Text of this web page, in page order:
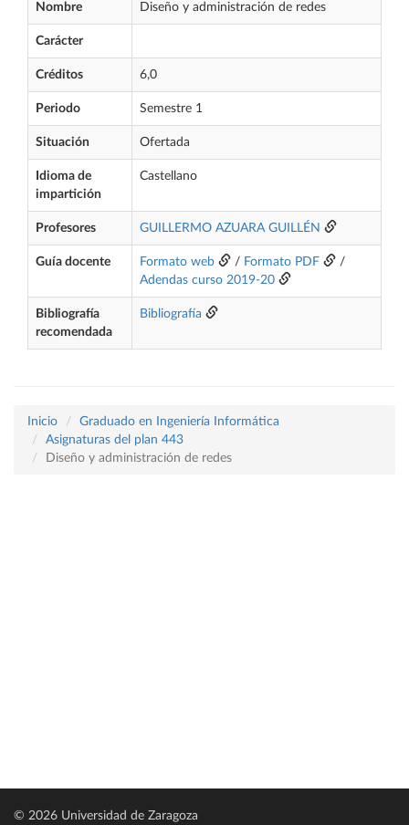
Nombre Diseño y administración de redes
Carácter
Créditos 6,0
Periodo Semestre 1
Situación Ofertada
Idioma de
impartición
Castellano
Profesores GUILLERMO AZUARA GUILLÉN
Guía docente Formato web / Formato PDF
/
Adendas curso 2019-20
Bibliografía
recomendada
Bibliografía
Inicio
Graduado en Ingeniería Informática
Asignaturas del plan 443
Diseño y administración de redes
© 2026 Universidad de Zaragoza